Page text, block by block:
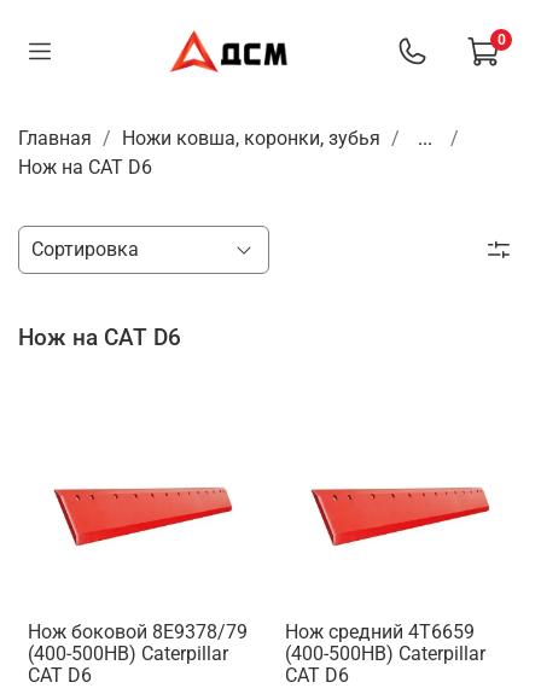
0
Главная Ножи ковша, коронки, зубья
...
Нож на САТ D6
Нож на САТ D6
Нож боковой 8E9378/79
(400-500HB) Caterpillar
САТ D6
Нож средний 4T6659
(400-500HB) Caterpillar
САТ D6